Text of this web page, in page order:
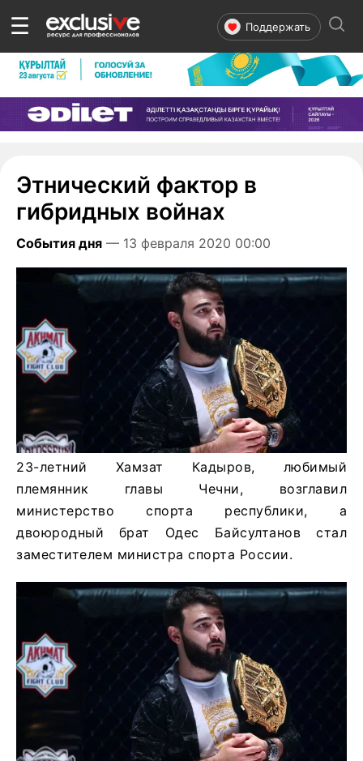
☰ Поддержать
Этнический фактор в
гибридных войнах
События дня — 13 февраля 2020 00:00
23-летний Хамзат Кадыров, любимый
племянник главы Чечни, возглавил
министерство спорта республики, а
двоюродный брат Одес Байсултанов стал
заместителем министра спорта России.